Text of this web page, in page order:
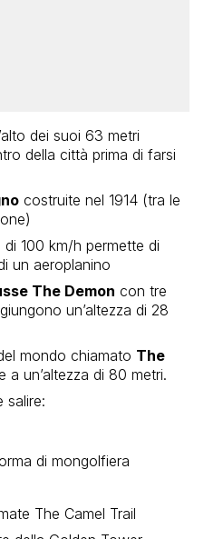
dei suoi 63 metri
della città prima di farsi
costruite nel 1914 (tra le
100 km/h permette di
un aeroplanino
The Demon con tre
un’altezza di 28
mondo chiamato The
a un’altezza di 80 metri.
salire:
di mongolfiera
The Camel Trail